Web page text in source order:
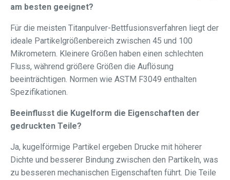
am besten geeignet?
Für die meisten Titanpulver-Bettfusionsverfahren liegt der
ideale Partikelgrößenbereich zwischen 45 und 100
Mikrometern. Kleinere Größen haben einen schlechten
Fluss, während größere Größen die Auflösung
beeinträchtigen. Normen wie ASTM F3049 enthalten
Spezifikationen.
Beeinflusst die Kugelform die Eigenschaften der
gedruckten Teile?
Ja, kugelförmige Partikel ergeben Drucke mit höherer
Dichte und besserer Bindung zwischen den Partikeln, was
zu besseren mechanischen Eigenschaften führt. Die Teile